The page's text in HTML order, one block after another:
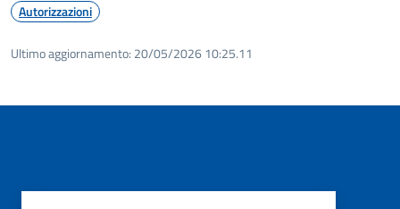
Autorizzazioni
Ultimo aggiornamento: 20/05/2026 10:25.11